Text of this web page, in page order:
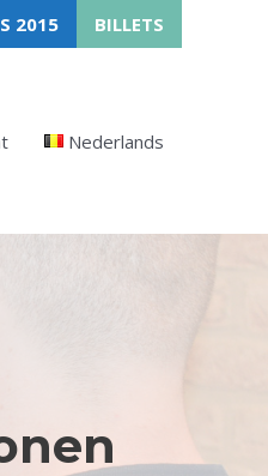
2015 BILLETS
Nederlands